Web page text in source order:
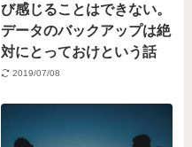
び感じることはできない。
データのバックアップは絶
対にとっておけという話
2019/07/08